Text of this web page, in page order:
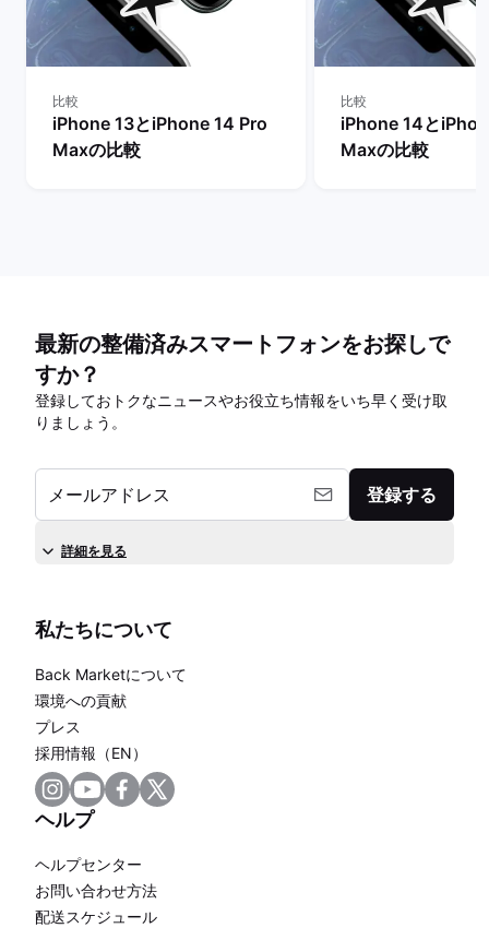
比較
iPhone 13とiPhone 14 Pro
Maxの比較
比較
iPhone 14と
Maxの比較
最新の整備済みスマートフォンをお探しで
すか？
登録しておトクなニュースやお役立ち情報をいち早く受け取
りましょう。
メールアドレス 登録する
詳細を見る
私たちについて
Back Marketについて
環境への貢献
プレス
採用情報（EN）
ヘルプ
ヘルプセンター
お問い合わせ方法
配送スケジュール